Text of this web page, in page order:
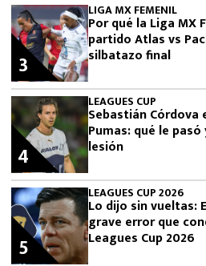
LIGA MX FEMENIL
Por qué la Liga MX
partido Atlas vs
silbatazo final
3
LEAGUES CUP
Sebastián Córdova
Pumas: qué le
lesión
4
LEAGUES CUP 2026
Lo dijo sin vueltas:
grave error que
Leagues Cup 2026
5